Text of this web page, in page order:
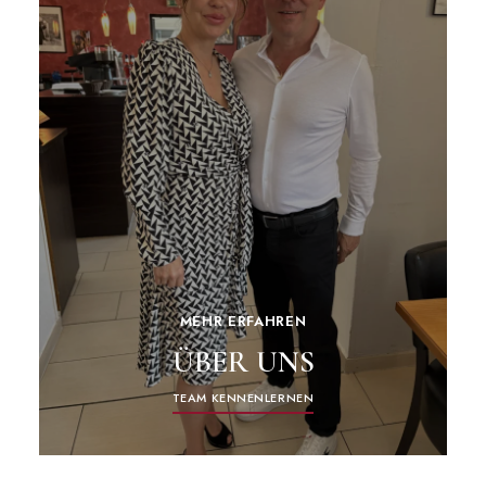
MEHR ERFAHREN
ÜBER UNS
TEAM KENNENLERNEN